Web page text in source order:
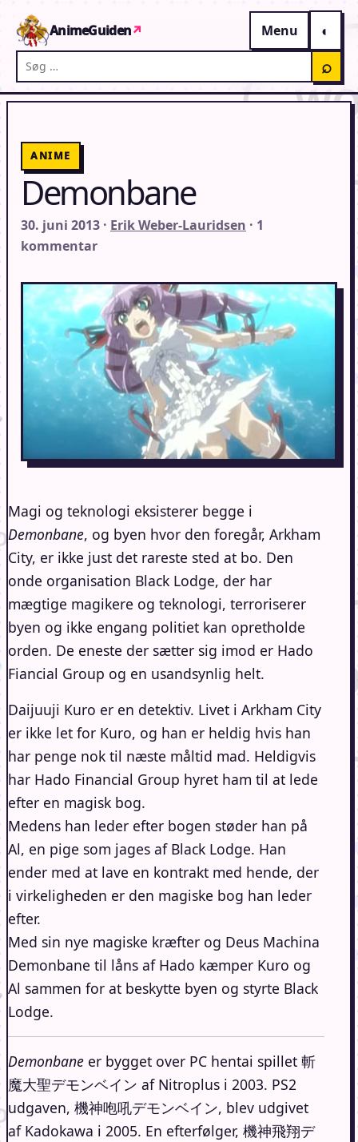
AnimeGuiden↗
Menu
Søg på AnimeGuiden
⌕
ANIME
Demonbane
30. juni 2013 · Erik Weber-Lauridsen · 1
kommentar
Magi og teknologi eksisterer begge i
Demonbane, og byen hvor den foregår, Arkham
City, er ikke just det rareste sted at bo. Den
onde organisation Black Lodge, der har
mægtige magikere og teknologi, terroriserer
byen og ikke engang politiet kan opretholde
orden. De eneste der sætter sig imod er Hado
Fiancial Group og en usandsynlig helt.
Daijuuji Kuro er en detektiv. Livet i Arkham City
er ikke let for Kuro, og han er heldig hvis han
har penge nok til næste måltid mad. Heldigvis
har Hado Financial Group hyret ham til at lede
efter en magisk bog.
Medens han leder efter bogen støder han på
Al, en pige som jages af Black Lodge. Han
ender med at lave en kontrakt med hende, der
i virkeligheden er den magiske bog han leder
efter.
Med sin nye magiske kræfter og Deus Machina
Demonbane til låns af Hado kæmper Kuro og
Al sammen for at beskytte byen og styrte Black
Lodge.
Demonbane er bygget over PC hentai spillet 斬
魔大聖デモンベイン af Nitroplus i 2003. PS2
udgaven, 機神咆吼デモンベイン, blev udgivet
af Kadokawa i 2005. En efterfølger, 機神飛翔デ